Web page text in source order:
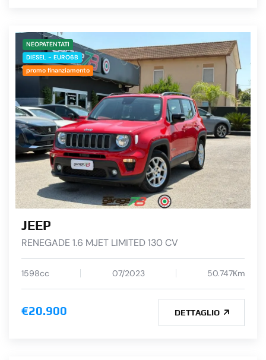
NEOPATENTATI
DIESEL - EURO6B
promo finanziamento
JEEP
RENEGADE 1.6 MJET LIMITED 130 CV
1598cc 07/2023 50.747Km
€20.900 DETTAGLIO